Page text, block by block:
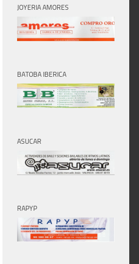
JOYERIA AMORES
BATOBA IBERICA
ASUCAR
RAPYP